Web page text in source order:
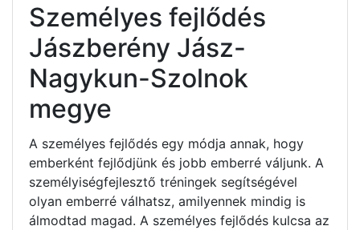
Személyes fejlődés
Jászberény Jász-
Nagykun-Szolnok
megye
A személyes fejlődés egy módja annak, hogy
emberként fejlődjünk és jobb emberré váljunk. A
személyiségfejlesztő tréningek segítségével
olyan emberré válhatsz, amilyennek mindig is
álmodtad magad. A személyes fejlődés kulcsa az